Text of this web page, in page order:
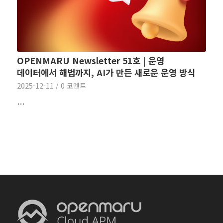
OPENMARU Newsletter 51호 | 운영
데이터에서 해법까지, AI가 만든 새로운 운영 방식
2025-12-11 / 0 코멘트
…